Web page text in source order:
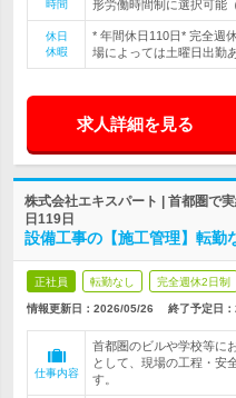
時間
形労働時間制に選択可能
休日
休暇
* 年間休日110日* 完全
場によっては土曜日出勤
求人詳細を見る
株式会社エキスパート | 首都圏で
日119日
設備工事の【施工管理】転
正社員 転勤なし 完全週休2日制
情報更新日：2026/05/26 終了予定日：
仕事内容
首都圏のビルや学校等に
として、現場の工程・安
す。